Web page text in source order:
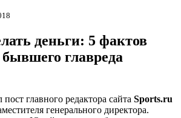
деньги: 5 фактов
бывшего главреда
пост главного редактора сайта Sports.ru
генерального директора.